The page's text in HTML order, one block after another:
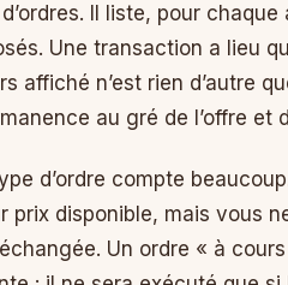
Il liste, pour
Une transaction a lieu
affiché n’est rien d’autre
au gré de l’offre et
d’ordre compte
prix disponible, mais vous
Un ordre « à